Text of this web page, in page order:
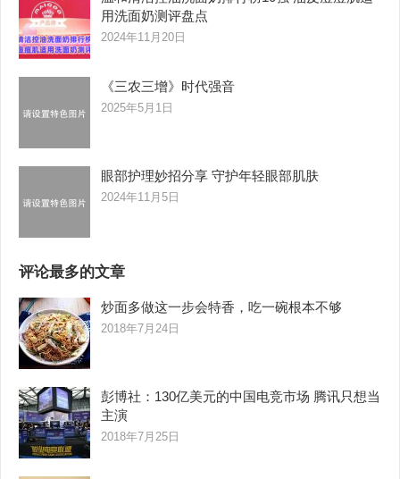
用洗面奶测评盘点
2024年11月20日
《三农三增》时代强音
2025年5月1日
眼部护理妙招分享 守护年轻眼部肌肤
2024年11月5日
评论最多的文章
炒面多做这一步会特香，吃一碗根本不够
2018年7月24日
彭博社：130亿美元的中国电竞市场 腾讯只想当
主演
2018年7月25日